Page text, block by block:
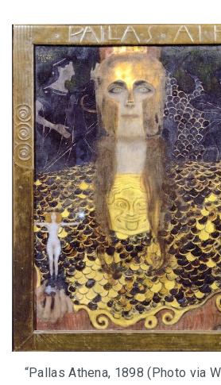
“Pallas Athena, 1898 (Photo via